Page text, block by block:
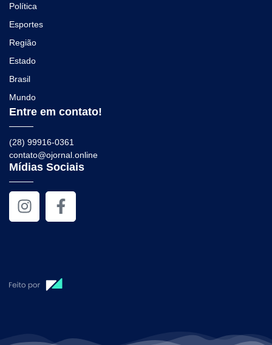
Política
Esportes
Região
Estado
Brasil
Mundo
Entre em contato!
(28) 99916-0361
contato@ojornal.online
Mídias Sociais